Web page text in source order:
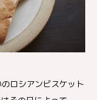
ロシアンビスケット